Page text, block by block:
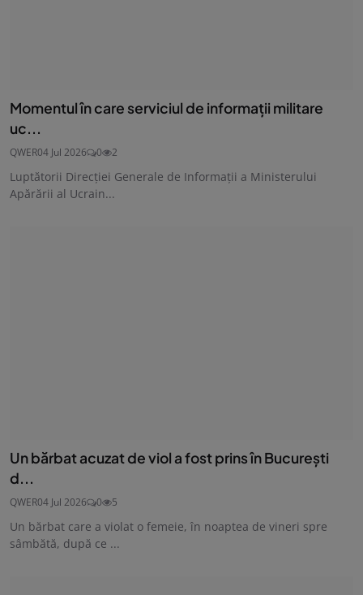
Momentul în care serviciul de informații militare
uc...
QWER04 Jul 2026 0 2
Luptătorii Direcției Generale de Informații a Ministerului
Apărării al Ucrain...
Un bărbat acuzat de viol a fost prins în București
d...
QWER04 Jul 2026 0 5
Un bărbat care a violat o femeie, în noaptea de vineri spre
sâmbătă, după ce ...